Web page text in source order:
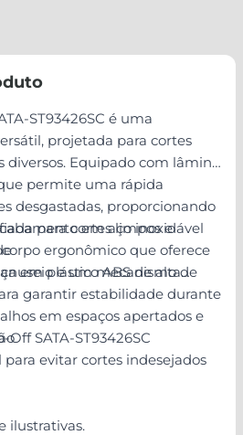
ST93426SC é uma
projetada para cortes
diversos. Equipado com lâmina
permite uma rápida
desgastadas, proporcionando
para cortes limpos e
ergonômico que oferece
e um mecanismo de
garantir estabilidade durante
em aço inoxidável
em plástico ABS de alta
em espaços apertados e
evitar cortes indesejados
SATA-ST93426SC
ilustrativas.